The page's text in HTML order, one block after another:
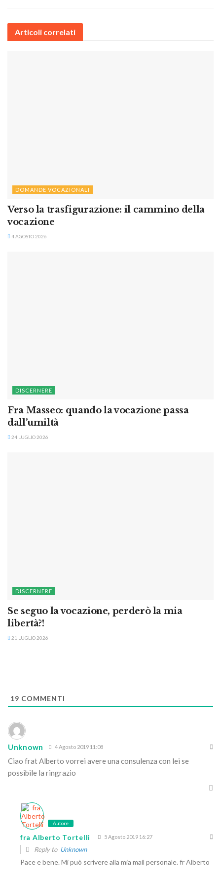
Articoli correlati
DOMANDE VOCAZIONALI
Verso la trasfigurazione: il cammino della
vocazione
4 AGOSTO 2026
DISCERNERE
Fra Masseo: quando la vocazione passa
dall’umiltà
24 LUGLIO 2026
DISCERNERE
Se seguo la vocazione, perderò la mia
libertà?!
21 LUGLIO 2026
19 COMMENTI
Unknown 4 Agosto 2019 11:08
Ciao frat Alberto vorrei avere una consulenza con lei se
possibile la ringrazio
Autore
fra Alberto Tortelli 5 Agosto 2019 16:27
Reply to Unknown
Pace e bene. Mi può scrivere alla mia mail personale. fr Alberto